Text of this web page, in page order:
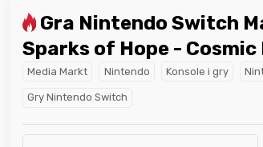
Sparks of Hope -
Media Markt Nintendo Konsole i gry
Gry Nintendo Switch
najlepszego
w poprzednim
Nagroda dla
użytkownikaw